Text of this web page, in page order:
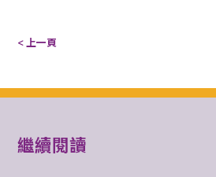
< 上一頁
繼續閱讀